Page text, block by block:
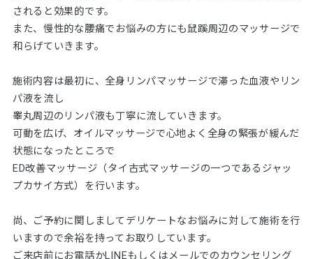
されると効果的です。
また、慢性的な腰痛でお悩みの方にも鼠蹊周辺のマッサージで
和らげていきます。
施術内容は最初に、全身リンパマッサージで滞った血液やリン
パ液を流し
睾丸周辺のリンパ液も丁寧に流していきます。
可動を広げ、オイルマッサージで心地よく全身の緊張が緩んだ
状態になったところで
ED改善マッサージ（タイ古式マッサージの一つであるジャッ
プカサイ方式）を行います。
尚、ご予約に関しましてデリケートなお悩みに対して施術を行
いますので余裕を持ってお取りしています。
ご来店前にお電話かLINEもしくはメールでのカウンセリング